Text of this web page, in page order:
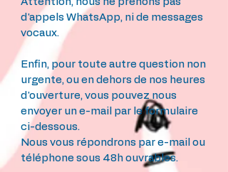
d'appels WhatsApp, ni de messages
vocaux.
Enfin, pour toute autre question non
urgente, ou en dehors de nos heures
d'ouverture, vous pouvez nous
envoyer un e-mail par le formulaire
ci-dessous.
Nous vous répondrons par e-mail ou
téléphone sous 48h ouvrables.